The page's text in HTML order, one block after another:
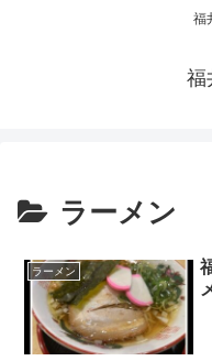
福
福
ラーメン
ラーメン